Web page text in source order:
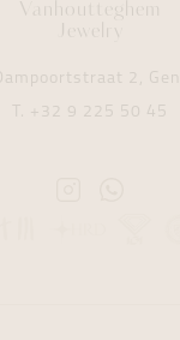
Vanhoutteghem
Jewelry
Dampoortstraat 2, Gent
T. +32 9 225 50 45